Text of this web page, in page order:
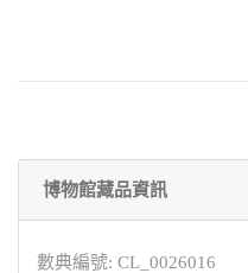
博物館藏品資訊
數典編號: CL_0026016